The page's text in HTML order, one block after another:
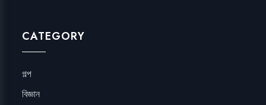
CATEGORY
গল্প
বিজ্ঞান